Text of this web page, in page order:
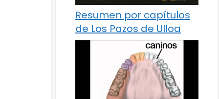
Resumen por capítulos
de Los Pazos de Ulloa